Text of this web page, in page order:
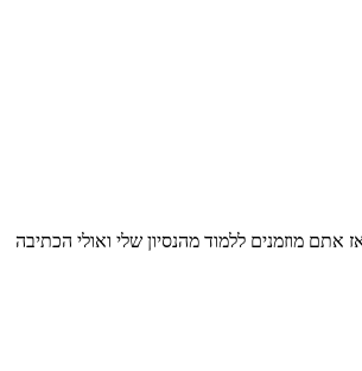
בתואר שלו, אז אתם מוזמנים ללמוד מהנסיון שלי ואולי הכתיבה